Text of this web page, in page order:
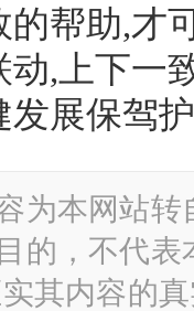
的帮助,才
,上下一
发展保驾
为本网站
的，不代
其内容的